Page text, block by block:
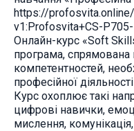
https://
v1:Profosvita+CS-
Онлайн-курс «Soft
програма,
компетентностей,
професійної
Курс охоплює такі
цифрові навички,
мислення,